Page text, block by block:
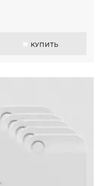
КУПИТЬ